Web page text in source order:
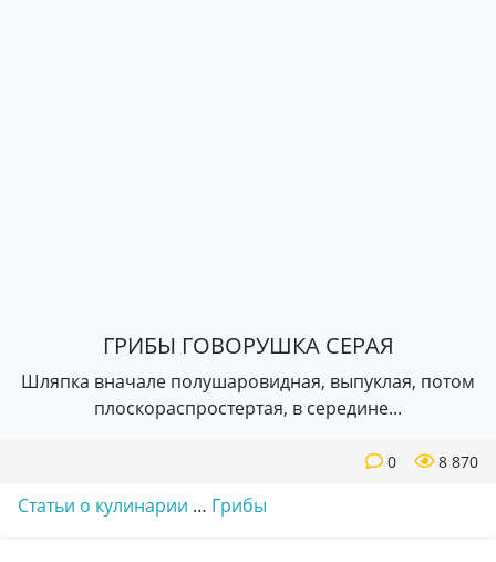
ГРИБЫ ГОВОРУШКА СЕРАЯ
Шляпка вначале полушаровидная, выпуклая, потом
плоскораспростертая, в середине...
8 870
0
Статьи о кулинарии … Грибы